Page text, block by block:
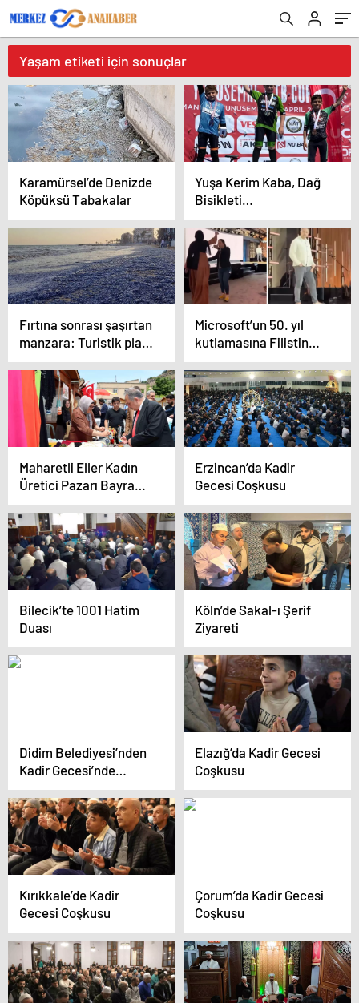
Yaşam etiketi için sonuçlar
Karamürsel’de Denizde
Köpüksü Tabakalar
Yuşa Kerim Kaba, Dağ
Bisikleti
Şampiyonasında
Türkiye Birincisi Oldu
Fırtına sonrası şaşırtan
manzara: Turistik plaj
denizanası istilasına
uğradı
Microsoft’un 50. yıl
kutlamasına Filistin
protestosu damga
vurdu: Elinizde kan var
Maharetli Eller Kadın
Üretici Pazarı Bayram
Gününde Açılıyor
Erzincan’da Kadir
Gecesi Coşkusu
Bilecik’te 1001 Hatim
Duası
Köln’de Sakal-ı Şerif
Ziyareti
Didim Belediyesi’nden
Kadir Gecesi’nde
Lokma Hayrı
Elazığ’da Kadir Gecesi
Coşkusu
Kırıkkale’de Kadir
Gecesi Coşkusu
Çorum’da Kadir Gecesi
Coşkusu